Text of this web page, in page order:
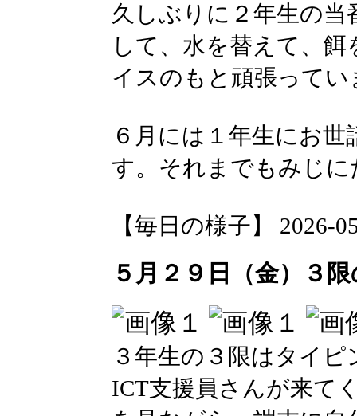
久しぶりに２年生の
して、水を替えて、
イスのもと頑張ってい
６月には１年生にお
す。それまでもみじ
【毎日の様子】 2026-
５月２９日（金）３
３年生の３限はタイ
ICT支援員さんが来て